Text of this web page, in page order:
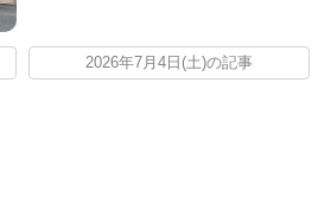
2026年7月4日(土)の記事